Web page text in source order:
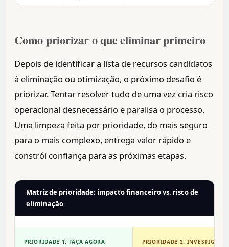
Como priorizar o que eliminar primeiro
Depois de identificar a lista de recursos candidatos
à eliminação ou otimização, o próximo desafio é
priorizar. Tentar resolver tudo de uma vez cria risco
operacional desnecessário e paralisa o processo.
Uma limpeza feita por prioridade, do mais seguro
para o mais complexo, entrega valor rápido e
constrói confiança para as próximas etapas.
Matriz de prioridade: impacto financeiro vs. risco de
eliminação
PRIORIDADE 1: FAÇA AGORA
PRIORIDADE 2: INVESTIGUE